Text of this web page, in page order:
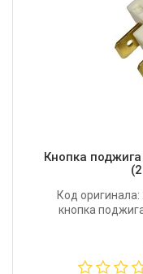
Кнопка
Код
кнопка